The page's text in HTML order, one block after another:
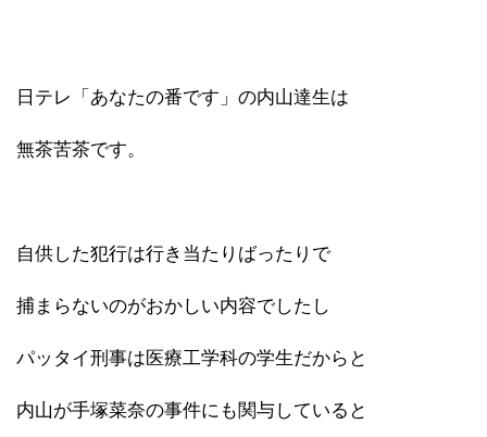
日テレ「あなたの番です」の内山達生は
無茶苦茶です。
自供した犯行は行き当たりばったりで
捕まらないのがおかしい内容でしたし
パッタイ刑事は医療工学科の学生だからと
内山が手塚菜奈の事件にも関与していると